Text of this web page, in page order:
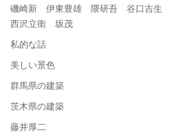
磯崎新 伊東豊雄 隈研吾 谷口吉
西沢立衛 坂茂
私的な話
美しい景色
群馬県の建築
茨木県の建築
藤井厚二